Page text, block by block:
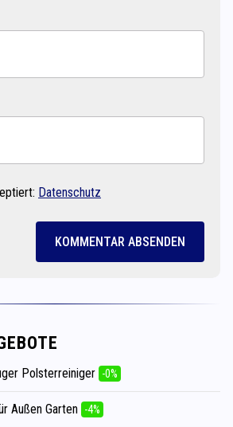
Datenschutz
KOMMENTAR ABSENDEN
Polsterreiniger -0%
Außen Garten -4%